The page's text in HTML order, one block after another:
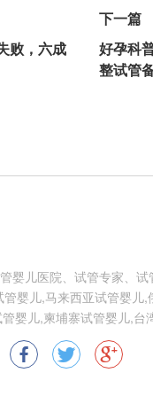
败，六成
下一篇
好孕科
整试管
婴儿医院、试管专家、
婴儿,马来西亚试管婴儿
婴儿,柬埔寨试管婴儿,台